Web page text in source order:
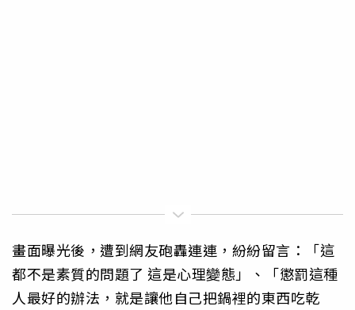
畫面曝光後，遭到網友砲轟連連，紛紛留言：「這
都不是素質的問題了 這是心理變態」、「懲罰這種
人最好的辦法，就是讓他自己把鍋裡的東西吃乾